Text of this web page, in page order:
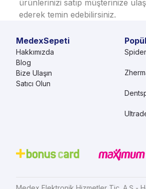
ürünlerinizi satıp müşterinize
ederek temin edebilirsiniz.
MedexSepeti
Hakkımızda
Blog
Bize Ulaşın
Satıcı Olun